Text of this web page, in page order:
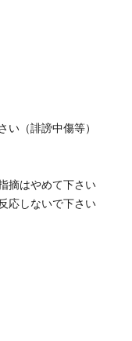
い（誹謗中傷等）
摘はやめて下さい
応しないで下さい